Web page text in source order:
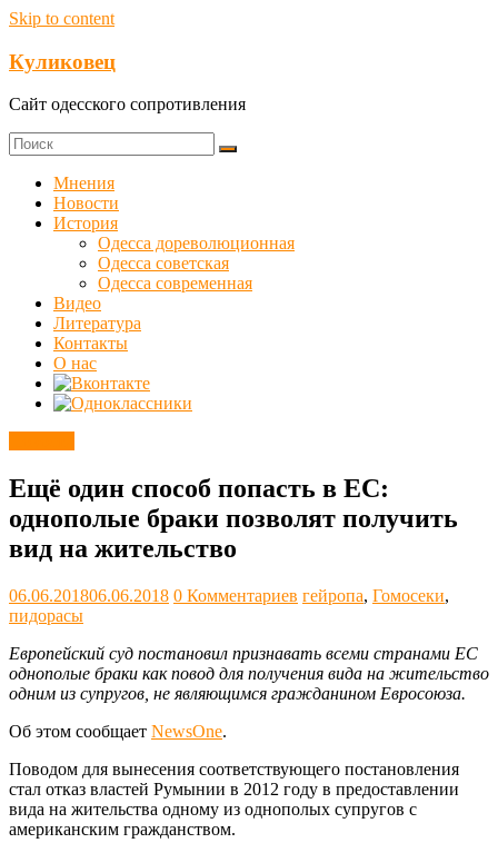
Skip to content
Куликовец
Сайт одесского сопротивления
Мнения
Новости
История
Одесса дореволюционная
Одесса советская
Одесса современная
Видео
Литература
Контакты
О нас
Ещё один способ попасть в ЕС:
однополые браки позволят получить
вид на жительство
06.06.201806.06.2018 0 Комментариев гейропа, Гомосеки,
пидорасы
Европейский суд постановил признавать всеми странами ЕС
однополые браки как повод для получения вида на жительство
одним из супругов, не являющимся гражданином Евросоюза.
Об этом сообщает NewsOne.
Поводом для вынесения соответствующего постановления
стал отказ властей Румынии в 2012 году в предоставлении
вида на жительства одному из однополых супругов с
американским гражданством.